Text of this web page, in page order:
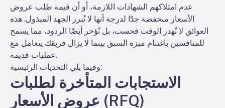
عدم امتلاكهم الشهادات اللازمة، أو أن قيمة طلب عروض
الأسعار منخفضة جدًا لدرجة أنها لا تُبرر الجهد المبذول. هذه
العوائق لا تُهدر الوقت فحسب، بل تُؤخر أيضًا الردود، مما يسمح
للمنافسين باغتنام ميزة السبق بينما لا يزال فريقك يتعامل مع
عمليات قديمة.
وفيما يلي التحديات الرئيسية:
الاستجابات المتأخرة لطلبات
عروض الأسعار (RFQ)